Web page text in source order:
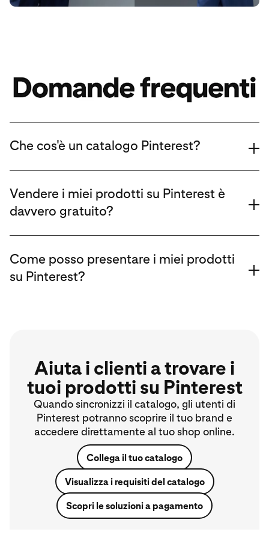
Che cos'è un catalogo Pinterest?
Vendere i miei prodotti su Pinterest è
davvero gratuito?
Scopri di
più sugli annunci su Pinterest
Come posso presentare i miei prodotti
su Pinterest?
di un
affiliato
Aiuta i clienti a trovare i
tuoi prodotti su Pinterest
Quando sincronizzi il catalogo, gli utenti di
Pinterest potranno scoprire il tuo brand e
accedere direttamente al tuo shop online.
Collega il tuo catalogo
Visualizza i requisiti del catalogo
Scopri le soluzioni a pagamento